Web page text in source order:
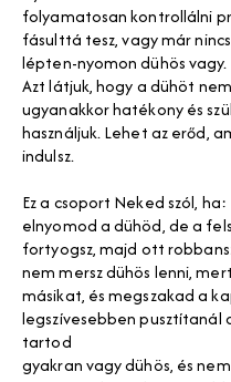
folyamatosan kontrollálni
fásulttá tesz, vagy már
lépten-nyomon dühös vagy.
Azt látjuk, hogy a dühöt
ugyanakkor hatékony és
használjuk. Lehet az erőd,
indulsz.
Ez a csoport Neked szól, ha:
elnyomod a dühöd, de a
fortyogsz, majd ott
nem mersz dühös lenni,
másikat, és megszakad a
legszívesebben
tartod
gyakran vagy dühös, és